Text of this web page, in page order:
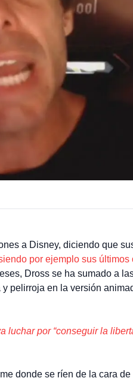
a Disney, diciendo que
por ejemplo sus
Dross se ha sumado a
pelirroja en la versión
por “conseguir la
donde se ríen de la cara